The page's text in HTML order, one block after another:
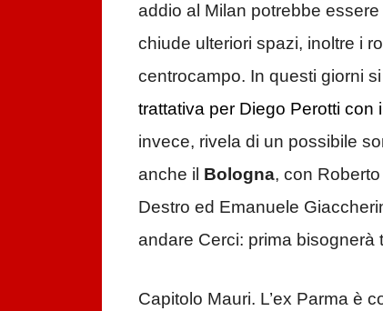
addio al Milan potrebbe
chiude ulteriori spazi, inoltre i
centrocampo. In questi giorni
trattativa per Diego Perotti con
invece, rivela di un possibile
anche il Bologna, con
Destro ed Emanuele
andare Cerci: prima bisognerà
Capitolo Mauri. L’ex Parma è